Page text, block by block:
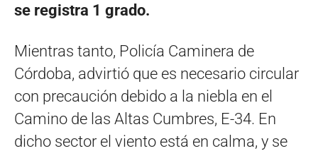
se registra 1 grado.
Mientras tanto, Policía Caminera de
Córdoba, advirtió que es necesario circular
con precaución debido a la niebla en el
Camino de las Altas Cumbres, E-34. En
dicho sector el viento está en calma, y se